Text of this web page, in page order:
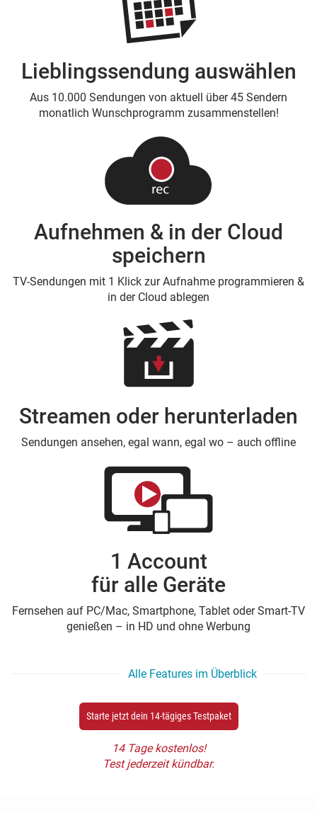
Lieblingssendung auswählen
Aus 10.000 Sendungen von aktuell über 45 Sendern
monatlich Wunschprogramm zusammenstellen!
Aufnehmen & in der Cloud
speichern
TV-Sendungen mit 1 Klick zur Aufnahme programmieren &
in der Cloud ablegen
Streamen oder herunterladen
Sendungen ansehen, egal wann, egal wo – auch offline
1 Account
für alle Geräte
Fernsehen auf PC/Mac, Smartphone, Tablet oder Smart-TV
genießen – in HD und ohne Werbung
Alle Features im Überblick
Starte jetzt dein 14-tägiges Testpaket
14 Tage kostenlos!
Test jederzeit kündbar.